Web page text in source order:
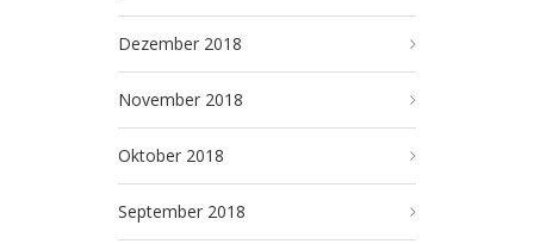
Dezember 2018
November 2018
Oktober 2018
September 2018